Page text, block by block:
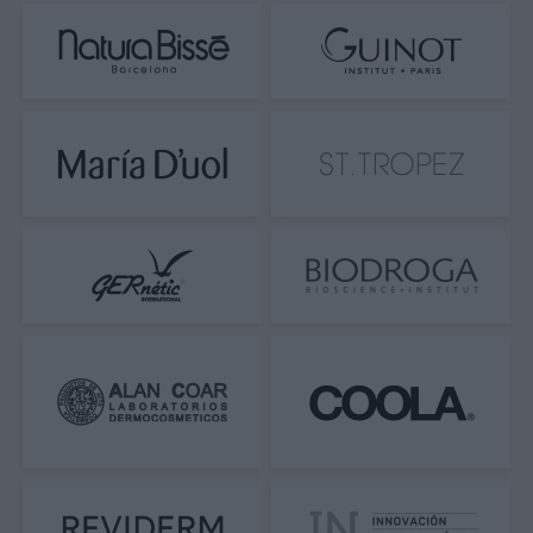
el tejido.
envase cubre perfectamente entre 1 y 2
meses de uso continuado.